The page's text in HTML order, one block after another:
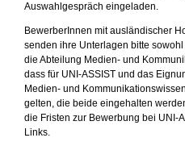
Auswahlgespräch eingeladen.
BewerberInnen mit ausländischer
senden ihre Unterlagen bitte
die Abteilung Medien- und
dass für UNI-ASSIST und das
Medien- und
gelten, die beide eingehalten
die Fristen zur Bewerbung bei UNI-
Links.